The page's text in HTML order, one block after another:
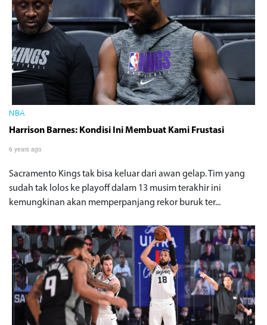
NBA
Harrison Barnes: Kondisi Ini Membuat Kami Frustasi
6 years ago
Sacramento Kings tak bisa keluar dari awan gelap. Tim yang
sudah tak lolos ke playoff dalam 13 musim terakhir ini
kemungkinan akan memperpanjang rekor buruk ter...